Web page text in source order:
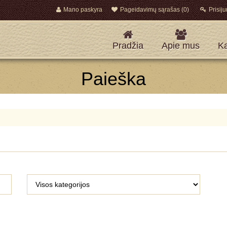
Mano paskyra Pageidavimų sąrašas (0)
Pradžia Apie mus
Paieška